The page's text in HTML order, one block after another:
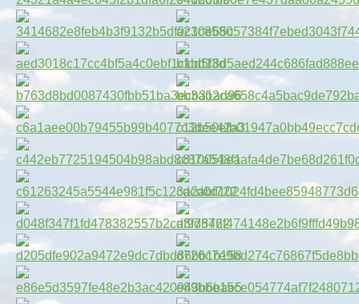
Show larger version for: Show larger version for:
Show larger version for: Show larger version for:
Show larger version for: Show larger version for:
Show larger version for: Show larger version for:
Show larger version for: Show larger version for:
Show larger version for: Show larger version for:
Show larger version for: Show larger version for:
Show larger version for: Show larger version for:
Show larger version for: Show larger version for: